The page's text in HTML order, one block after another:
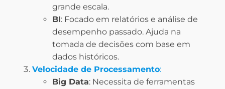
grande escala.
BI: Focado em relatórios e análise de
desempenho passado. Ajuda na
tomada de decisões com base em
dados históricos.
Velocidade de Processamento:
Big Data: Necessita de ferramentas